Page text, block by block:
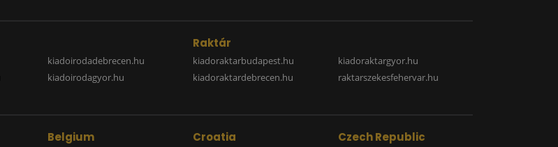
kiadoirodadebrecen.hu
kiadoirodagyor.hu
Raktár
kiadoraktarbudapest.hu
kiadoraktardebrecen.hu
kiadoraktargyor.hu
raktarszekesfehervar.hu
Belgium Croatia Czech Republic